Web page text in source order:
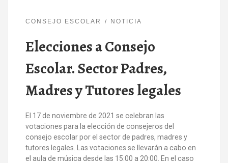
CONSEJO ESCOLAR NOTICIA
Elecciones a Consejo
Escolar. Sector Padres,
Madres y Tutores legales
El 17 de noviembre de 2021 se celebran las
votaciones para la elección de consejeros del
consejo escolar por el sector de padres, madres y
tutores legales. Las votaciones se llevarán a cabo en
el aula de música desde las 15:00 a 20:00. En el caso